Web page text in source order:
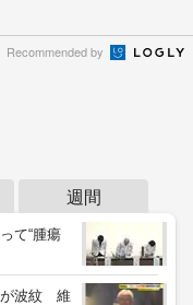
Recommended by
週間
て“腫瘍
が波紋 維